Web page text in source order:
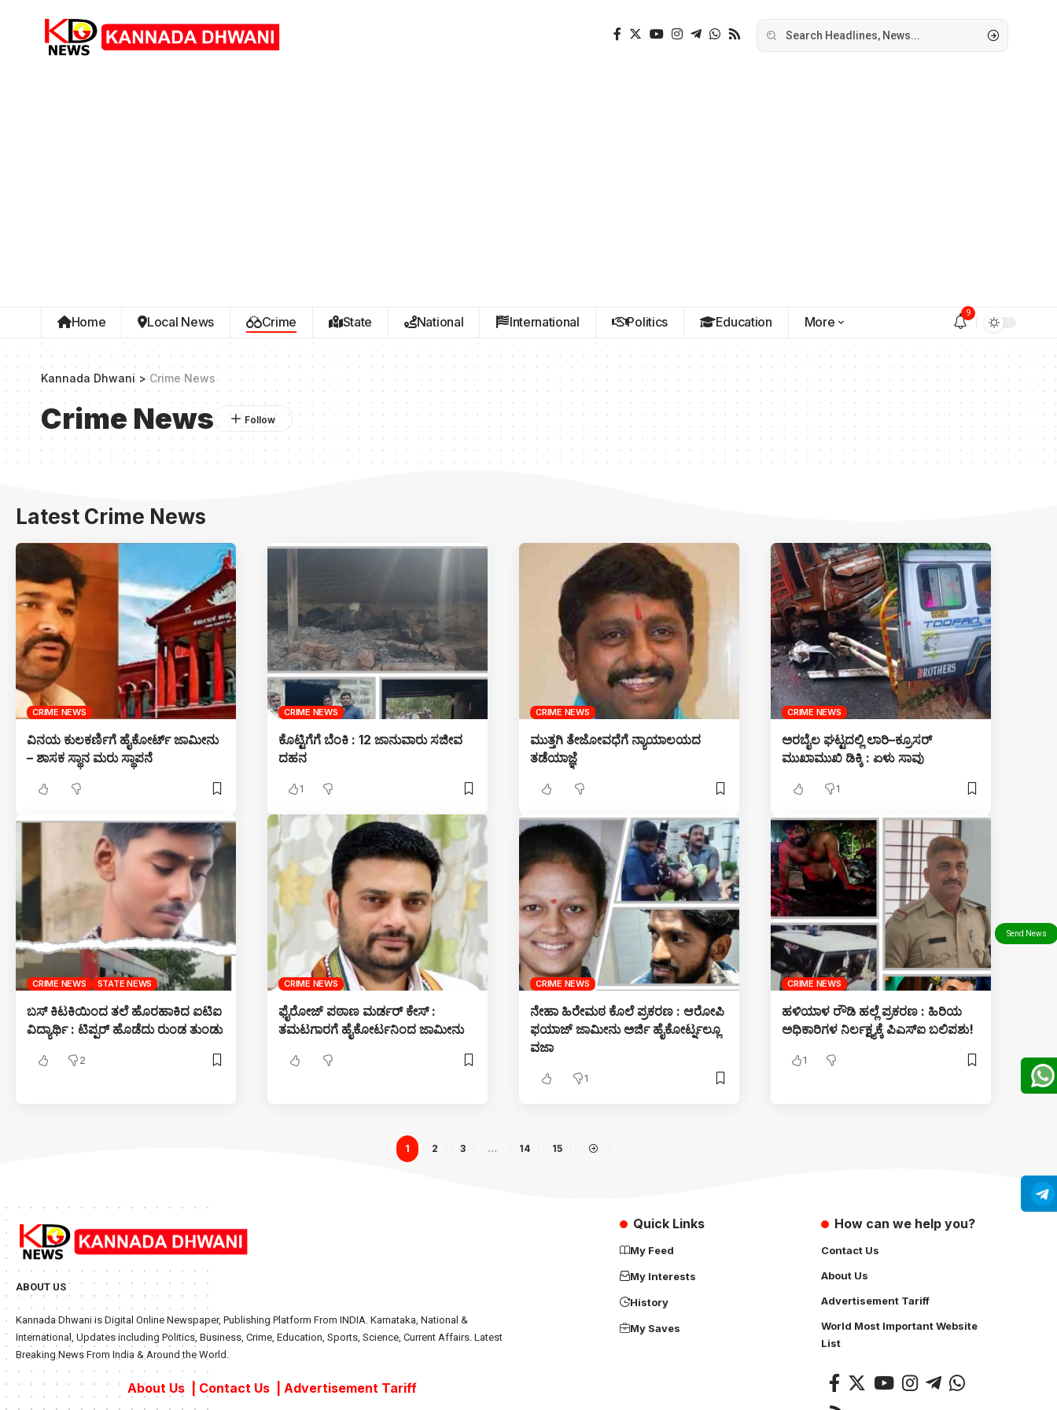
Home Local News Crime State National International Politics Education More
9
Kannada Dhwani>Crime News
Crime News
Latest Crime News
CRIME NEWS
ವಿನಯ ಕುಲಕರ್ಣಿಗೆ ಹೈಕೋರ್ಟ್ ಜಾಮೀನು
– ಶಾಸಕ ಸ್ಥಾನ ಮರು ಸ್ಥಾಪನೆ
CRIME NEWS
ಕೊಟ್ಟಿಗೆಗೆ ಬೆಂಕಿ : 12 ಜಾನುವಾರು ಸಜೀವ
ದಹನ
1
CRIME NEWS
ಮುತ್ತಗಿ ತೇಜೋವಧೆಗೆ ನ್ಯಾಯಾಲಯದ
ತಡೆಯಾಜ್ಞೆ
CRIME NEWS
ಅರಬೈಲ ಘಟ್ಟದಲ್ಲಿ ಲಾರಿ–ಕ್ರೂಸರ್
ಮುಖಾಮುಖಿ ಡಿಕ್ಕಿ : ಏಳು ಸಾವು
1
CRIME NEWS STATE NEWS
ಬಸ್ ಕಿಟಕಿಯಿಂದ ತಲೆ ಹೊರಹಾಕಿದ ಐಟಿಐ
ವಿದ್ಯಾರ್ಥಿ : ಟಿಪ್ಪರ್ ಹೊಡೆದು ರುಂಡ ತುಂಡು
2
CRIME NEWS
ಫೈರೋಜ್ ಪಠಾಣ ಮರ್ಡರ್ ಕೇಸ್ :
ತಮಟಗಾರಗೆ ಹೈಕೋರ್ಟನಿಂದ ಜಾಮೀನು
CRIME NEWS
ನೇಹಾ ಹಿರೇಮಠ ಕೊಲೆ ಪ್ರಕರಣ : ಆರೋಪಿ
ಫಯಾಜ್ ಜಾಮೀನು ಅರ್ಜಿ ಹೈಕೋರ್ಟ್ನಲ್ಲೂ
ವಜಾ
1
CRIME NEWS
ಹಳಿಯಾಳ ರೌಡಿ ಹಲ್ಲೆ ಪ್ರಕರಣ : ಹಿರಿಯ
ಅಧಿಕಾರಿಗಳ ನಿರ್ಲಕ್ಷ್ಯಕ್ಕೆ ಪಿಎಸ್‌ಐ ಬಲಿಪಶು!
1
1 2 3 … 14 15
ABOUT US
Kannada Dhwani is Digital Online Newspaper, Publishing Platform From INDIA. Karnataka, National &
International, Updates including Politics, Business, Crime, Education, Sports, Science, Current Affairs. Latest
Breaking News From India & Around the World.
About Us| Contact Us| Advertisement Tariff
Quick Links
My Feed
My Interests
History
My Saves
How can we help you?
Contact Us
About Us
Advertisement Tariff
World Most Important Website
List